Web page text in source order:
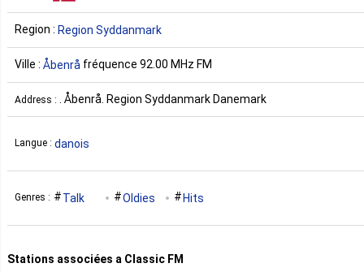
Region : Region Syddanmark
Ville : Åbenrå fréquence 92.00 MHz FM
Address : . Åbenrå. Region Syddanmark Danemark
Langue : danois
Genres : Talk Oldies Hits
Stations associées a Classic FM